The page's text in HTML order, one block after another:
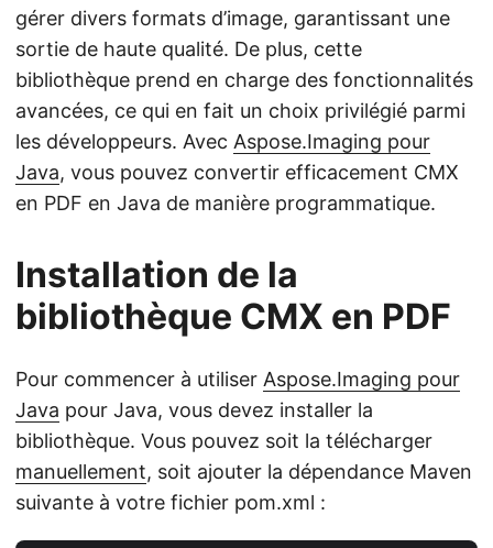
gérer divers formats d’image, garantissant une
sortie de haute qualité. De plus, cette
bibliothèque prend en charge des fonctionnalités
avancées, ce qui en fait un choix privilégié parmi
les développeurs. Avec Aspose.Imaging pour
Java, vous pouvez convertir efficacement CMX
en PDF en Java de manière programmatique.
Installation de la
bibliothèque CMX en PDF
Pour commencer à utiliser Aspose.Imaging pour
Java pour Java, vous devez installer la
bibliothèque. Vous pouvez soit la télécharger
manuellement, soit ajouter la dépendance Maven
suivante à votre fichier pom.xml :